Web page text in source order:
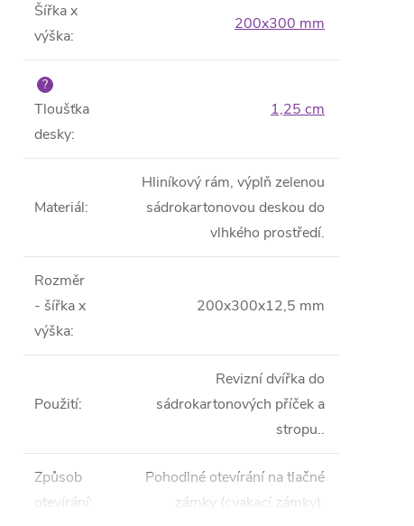
Šířka x
výška:
200x300 mm
?
Tloušťka
desky:
1,25 cm
Materiál:
Hliníkový rám, výplň zelenou
sádrokartonovou deskou do
vlhkého prostředí.
Rozměr
- šířka x
výška:
200x300x12,5 mm
Použití:
Revizní dvířka do
sádrokartonových příček a
stropu..
Způsob
otevírání:
Pohodlné otevírání na tlačné
zámky (cvakací zámky).